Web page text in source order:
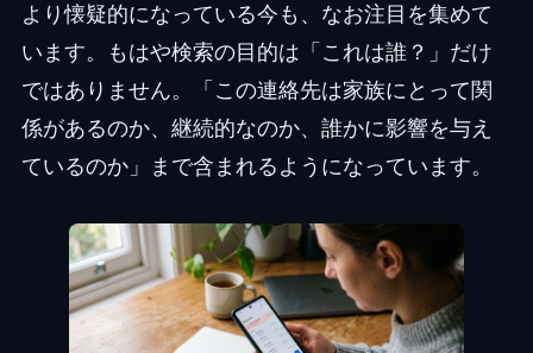
より懐疑的になっている今も、なお注目を集めて
います。もはや検索の目的は「これは誰？」だけ
ではありません。「この連絡先は家族にとって関
係があるのか、継続的なのか、誰かに影響を与え
ているのか」まで含まれるようになっています。